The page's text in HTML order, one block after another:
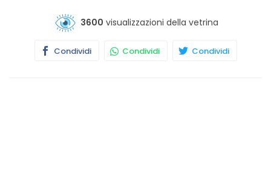
3600 visualizzazioni della vetrina
Condividi Condividi Condividi